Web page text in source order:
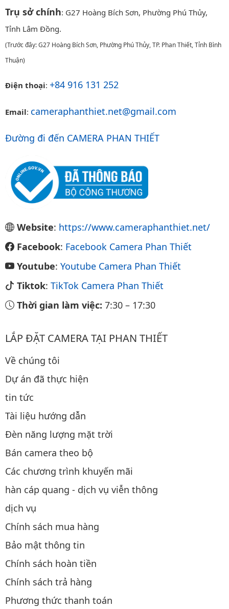
Trụ sở chính: G27 Hoàng Bích Sơn, Phường Phú Thủy,
Tỉnh Lâm Đồng.
(Trước đây: G27 Hoàng Bích Sơn, Phường Phú Thủy, TP. Phan Thiết, Tỉnh Bình
Thuận)
Điện thoại: +84 916 131 252
Email: cameraphanthiet.net@gmail.com
Đường đi đến CAMERA PHAN THIẾT
Website: https://www.cameraphanthiet.net/
Facebook: Facebook Camera Phan Thiết
Youtube: Youtube Camera Phan Thiết
Tiktok: TikTok Camera Phan Thiết
Thời gian làm việc: 7:30 – 17:30
LẮP ĐẶT CAMERA TẠI PHAN THIẾT
Về chúng tôi
Dự án đã thực hiện
tin tức
Tài liệu hướng dẫn
Đèn năng lượng mặt trời
Bán camera theo bộ
Các chương trình khuyến mãi
hàn cáp quang - dịch vụ viễn thông
dịch vụ
Chính sách mua hàng
Bảo mật thông tin
Chính sách hoàn tiền
Chính sách trả hàng
Phương thức thanh toán